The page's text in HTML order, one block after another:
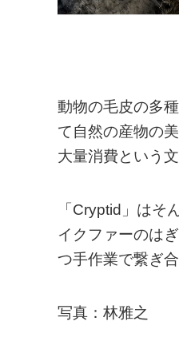
動物の毛皮の多
て自然の産物の
大量消費という
「Cryptid」はそ
イクファーのは
つ手作業で繋ぎ
写真：林雅之